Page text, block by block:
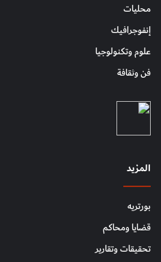
محليات
إنفوجرافيك
علوم وتكنولوجيا
فن وثقافة
المزيد
بورتريه
قضايا ومحاكم
تحقيقات وتقارير